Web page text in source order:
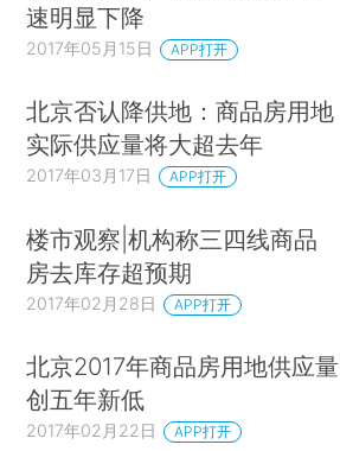
速明显下降
2017年05月15日 APP打开
北京否认降供地：商品房用地
实际供应量将大超去年
2017年03月17日 APP打开
楼市观察|机构称三四线商品
房去库存超预期
2017年02月28日 APP打开
北京2017年商品房用地供应量
创五年新低
2017年02月22日 APP打开